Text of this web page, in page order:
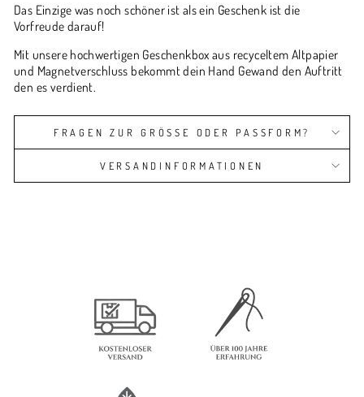
Das Einzige was noch schöner ist als ein Geschenk ist die
Vorfreude darauf!
Mit unsere hochwertigen Geschenkbox aus recyceltem Altpapier
und Magnetverschluss bekommt dein Hand Gewand den Auftritt
den es verdient.
FRAGEN ZUR GRÖSSE ODER PASSFORM?
VERSANDINFORMATIONEN